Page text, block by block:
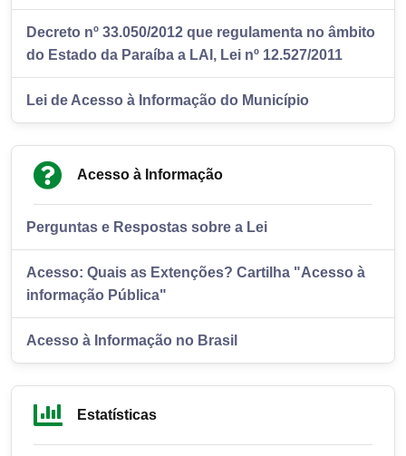
Decreto nº 33.050/2012 que regulamenta no âmbito
do Estado da Paraíba a LAI, Lei nº 12.527/2011
Lei de Acesso à Informação do Município
Acesso à Informação
Perguntas e Respostas sobre a Lei
Acesso: Quais as Extenções? Cartilha "Acesso à
informação Pública"
Acesso à Informação no Brasil
Estatísticas